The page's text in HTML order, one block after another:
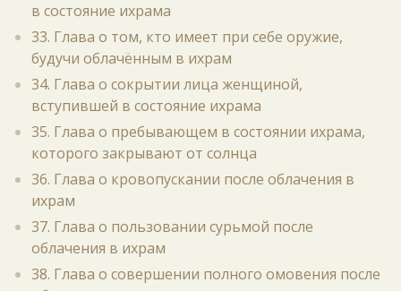
в состояние ихрама
33. Глава о том, кто имеет при себе оружие,
будучи облачённым в ихрам
34. Глава о сокрытии лица женщиной,
вступившей в состояние ихрама
35. Глава о пребывающем в состоянии ихрама,
которого закрывают от солнца
36. Глава о кровопускании после облачения в
ихрам
37. Глава о пользовании сурьмой после
облачения в ихрам
38. Глава о совершении полного омовения после